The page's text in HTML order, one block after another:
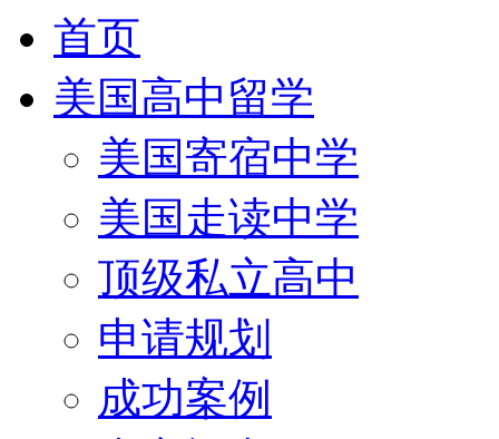
首页
美国高中留学
美国寄宿中学
美国走读中学
顶级私立高中
申请规划
成功案例